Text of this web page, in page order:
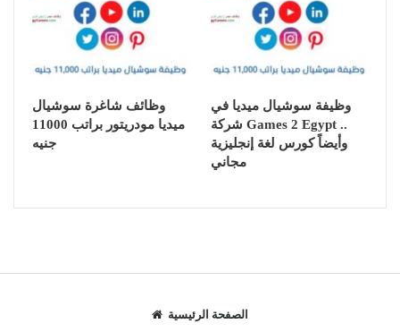
وظائف شاغرة سوشيال
ميديا مودريتور براتب 11000
جنيه
وظيفة سوشيال ميديا في
شركة Games 2 Egypt ..
وأيضاً كورس لغة إنجليزية
مجاني
الصفحة الرئيسية